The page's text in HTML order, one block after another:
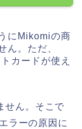
にMikomiの商
ん。ただ、
カードが使え
せん。そこで
ラーの原因に